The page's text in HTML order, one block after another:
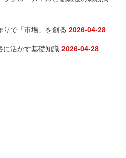
で「市場」を創る 2026-04-28
に活かす基礎知識 2026-04-28